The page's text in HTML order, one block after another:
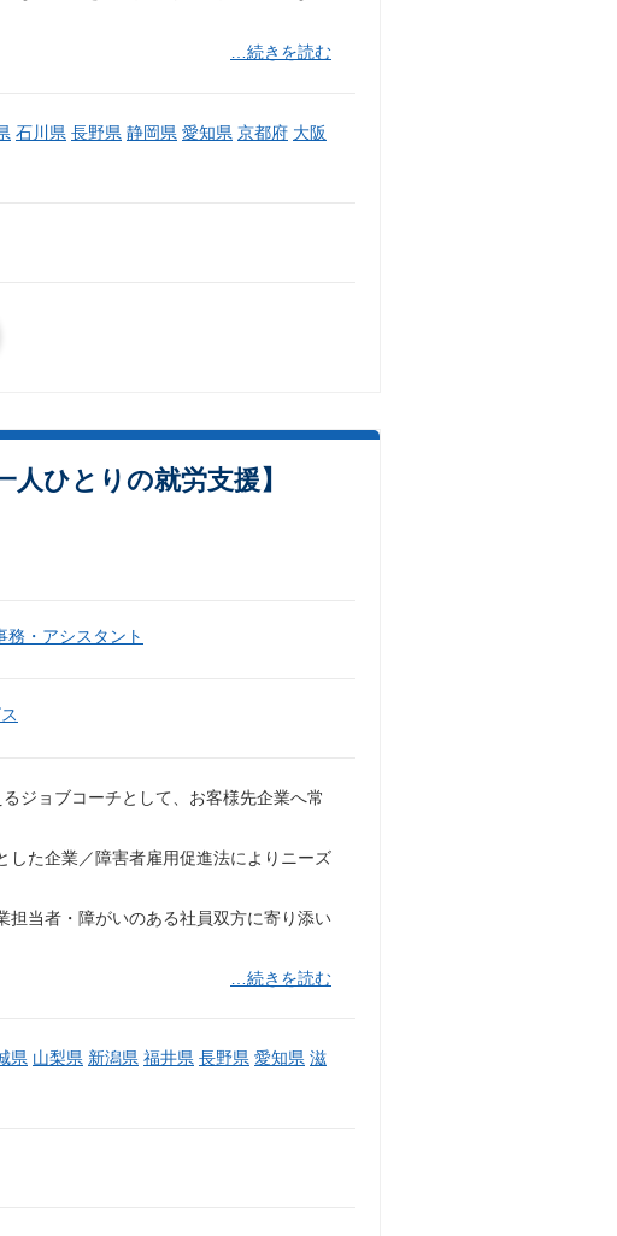
…続きを読む
石川県 長野県 静岡県 愛知県 京都府 大阪
ひとりの就労支援】
務・アシスタント
ジョブコーチとして、お客様先企業へ常
した企業／障害者雇用促進法によりニーズ
当者・障がいのある社員双方に寄り添い
…続きを読む
県 山梨県 新潟県 福井県 長野県 愛知県 滋